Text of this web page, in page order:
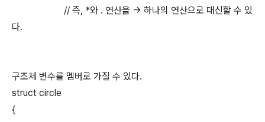
// 즉, *와 . 연산을 -> 하나의 연산으로 대신할 수 있
다.
구조체 변수를 멤버로 가질 수 있다.
struct circle
{